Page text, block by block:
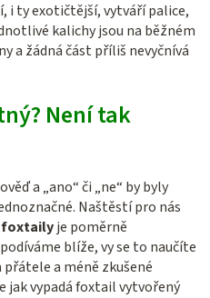
i ty exotičtější, vytváří palice,
kalichy jsou na běžném
a žádná část příliš nevyčnívá
Není tak
a „ano“ či „ne“ by byly
Naštěstí pro nás
foxtailyje poměrně
blíže, vy se to naučíte
a méně zkušené
vypadá foxtail vytvořený